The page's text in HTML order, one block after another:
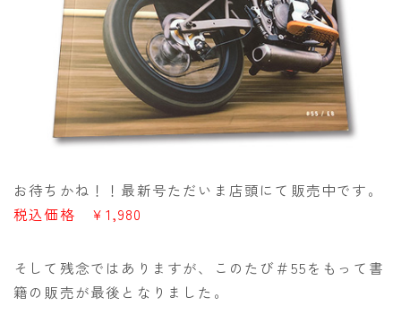
お待ちかね！！最新号ただいま店頭にて販売中です。
税込価格 ￥1,980
そして残念ではありますが、このたび＃55をもって書
籍の販売が最後となりました。